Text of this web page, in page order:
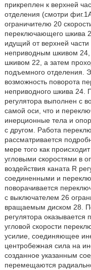
прикреплен к верхней
отделения (смотри
ограничителю 20
переключающего шкива
идущий от верхней
неприводным шкивом
шкивом 22, а затем
подъемного отделения.
возможность поворота
неприводного шкива
регулятора выполнен с
самой оси, что и
инерционные тела и
с другом. Работа
рассматривается
мере того как
угловыми скоростями в
воздействия каната R
соединенными и
поворачивается
с выключателем 26
вращаемым диском 28.
регулятора оказывается
угловой скорости
усилие, соединяющее
центробежная сила на
созданное указанным
перемещаются